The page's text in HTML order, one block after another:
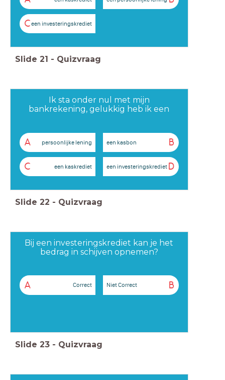
Ceen investeringskrediet
Slide 21 - Quizvraag
Ik sta onder nul met mijn
bankrekening, gelukkig heb ik een
A persoonlijke lening B
een kasbon
C een kaskrediet D
een investeringskrediet
Slide 22 - Quizvraag
Bij een investeringskrediet kan je het
bedrag in schijven opnemen?
A Correct B
Niet Correct
Slide 23 - Quizvraag